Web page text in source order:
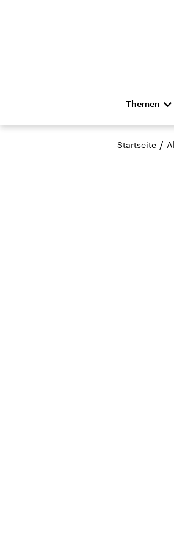
Themen
Die
Hörspiel
am 6.
einen
Seit
und
Startseite /